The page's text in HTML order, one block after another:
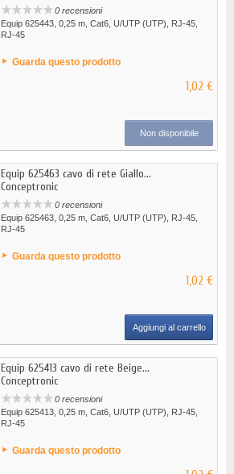
0 recensioni
Equip 625443, 0,25 m, Cat6, U/UTP (UTP), RJ-45,
RJ-45
Guarda questo prodotto
1,02 €
Non disponibile
Equip 625463 cavo di rete Giallo...
Conceptronic
0 recensioni
Equip 625463, 0,25 m, Cat6, U/UTP (UTP), RJ-45,
RJ-45
Guarda questo prodotto
1,02 €
Aggiungi al carrello
Equip 625413 cavo di rete Beige...
Conceptronic
0 recensioni
Equip 625413, 0,25 m, Cat6, U/UTP (UTP), RJ-45,
RJ-45
Guarda questo prodotto